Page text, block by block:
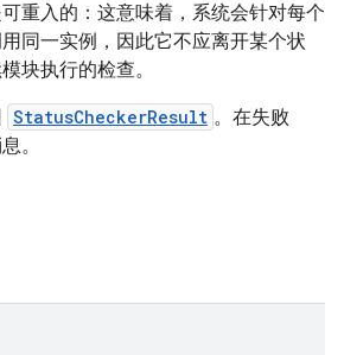
重入的：这意味着，系统会针对每个
同一实例，因此它不应离开某个状
块执行的检查。
StatusCheckerResult 。在失败
。